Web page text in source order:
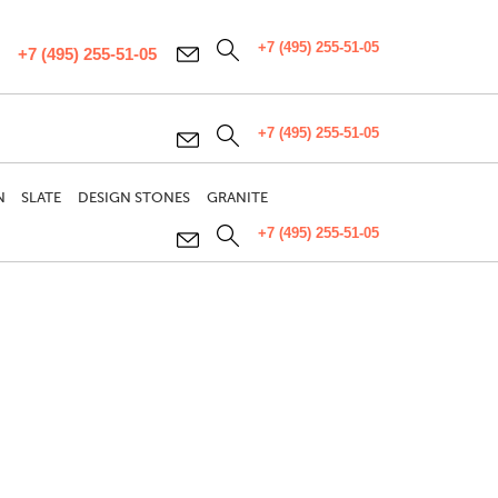
SLATE DESIGN STONES GRANITE
+7 (495) 255-51-05
+7 (495) 255-51-05
+7 (495) 255-51-05 +7 (495) 255-51-05